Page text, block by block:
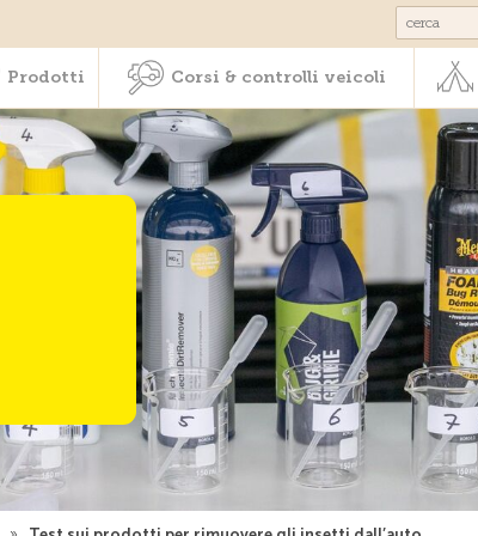
Corsi & controlli
Prodotti Corsi & controlli veicoli